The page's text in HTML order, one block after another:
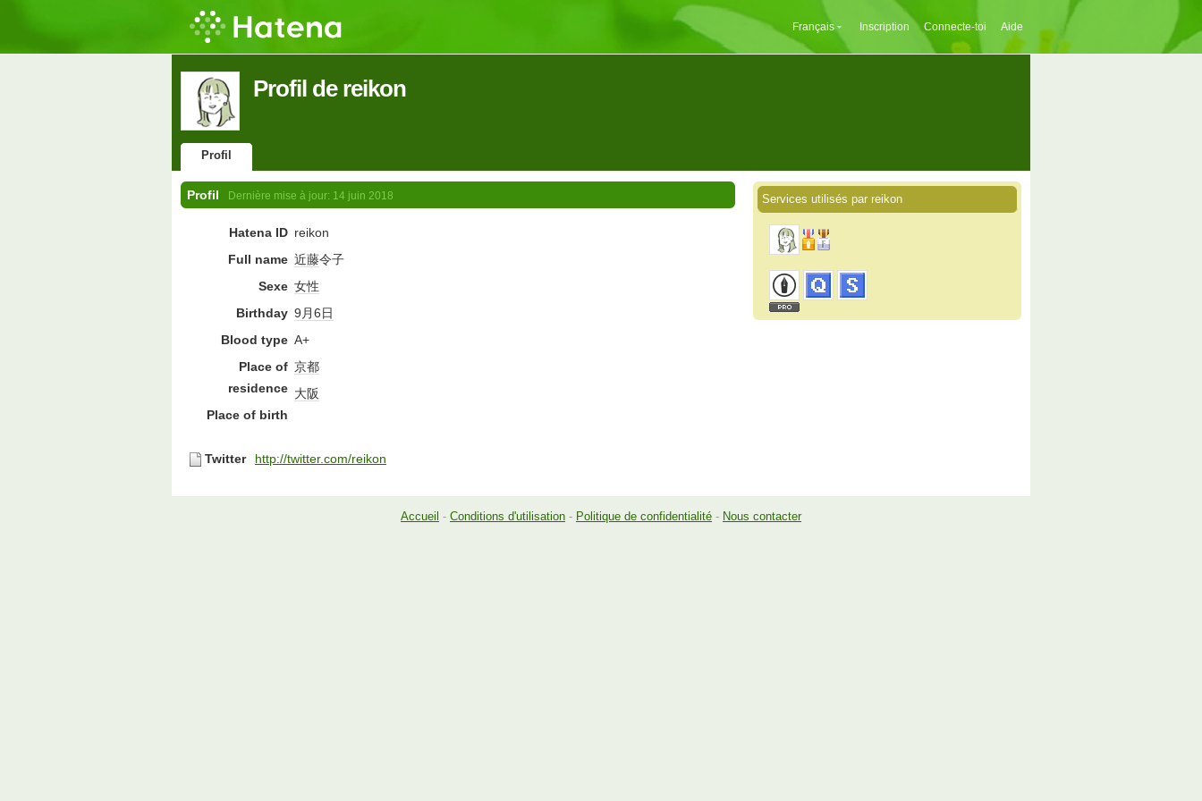
Français Inscription Connecte-toi Aide
Profil de reikon
Profil
Profil Dernière mise à jour: 14 juin 2018
Hatena ID reikon
Full name 近藤令子
Sexe 女性
Birthday 9月6日
Blood type A+
Place of
residence
京都
Place of birth
大阪
Twitter http://twitter.com/reikon
Services utilisés par reikon
Accueil - Conditions d'utilisation - Politique de confidentialité - Nous contacter